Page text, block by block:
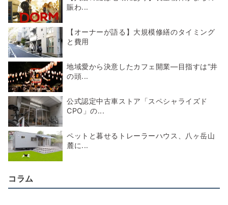
賑わ...
【オーナーが語る】大規模修繕のタイミング
と費用
地域愛から決意したカフェ開業―目指すは“井
の頭...
公式認定中古車ストア「スペシャライズド
CPO」の...
ペットと暮せるトレーラーハウス、八ヶ岳山
麓に...
コラム